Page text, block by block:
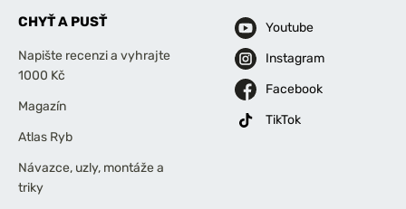
CHYŤ A PUSŤ
Napište recenzi a vyhrajte
1000 Kč
Magazín
Atlas Ryb
Návazce, uzly, montáže a
triky
Youtube
Instagram
Facebook
TikTok